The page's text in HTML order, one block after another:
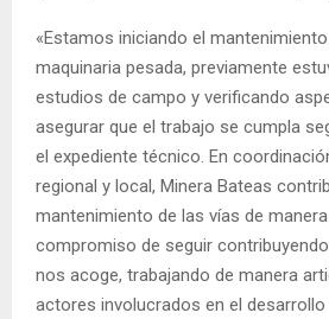
«Estamos iniciando el
maquinaria pesada, previamente
estudios de campo y verificando
asegurar que el trabajo se cumpla
el expediente técnico. En
regional y local, Minera Bateas
mantenimiento de las vías de
compromiso de seguir
nos acoge, trabajando de manera
actores involucrados en el desarrollo